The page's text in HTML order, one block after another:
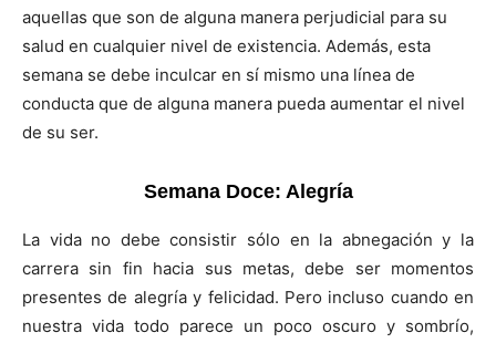
aquellas que son de alguna manera perjudicial para su
salud en cualquier nivel de existencia. Además, esta
semana se debe inculcar en sí mismo una línea de
conducta que de alguna manera pueda aumentar el nivel
de su ser.
Semana Doce: Alegría
La vida no debe consistir sólo en la abnegación y la
carrera sin fin hacia sus metas, debe ser momentos
presentes de alegría y felicidad. Pero incluso cuando en
nuestra vida todo parece un poco oscuro y sombrío,